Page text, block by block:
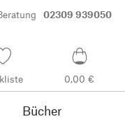
02309 939050
0,00 €
Bücher